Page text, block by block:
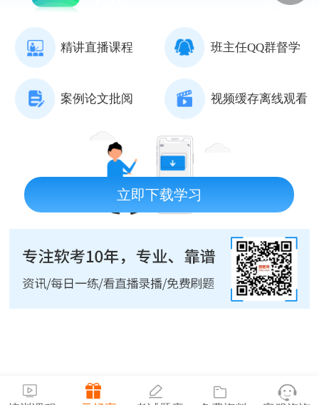
精讲直播课程 班主任QQ群督学
案例论文批阅 视频缓存离线观看
立即下载学习